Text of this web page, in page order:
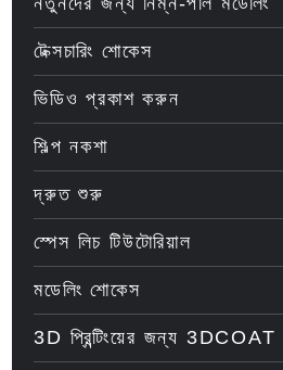
টেক্সচারিং শোকেস
ভিডিও প্রকাশ করুন
শিল্প নকশা
দ্রুত শুরু
স্পেস লিচ টিউটোরিয়াল
মডেলিং শোকেস
3D প্রিন্টিংয়ের জন্য 3DCOAT